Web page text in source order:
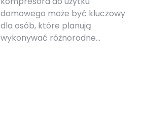
domowego może być kluczowy
dla osób, które planują
wykonywać różnorodne…